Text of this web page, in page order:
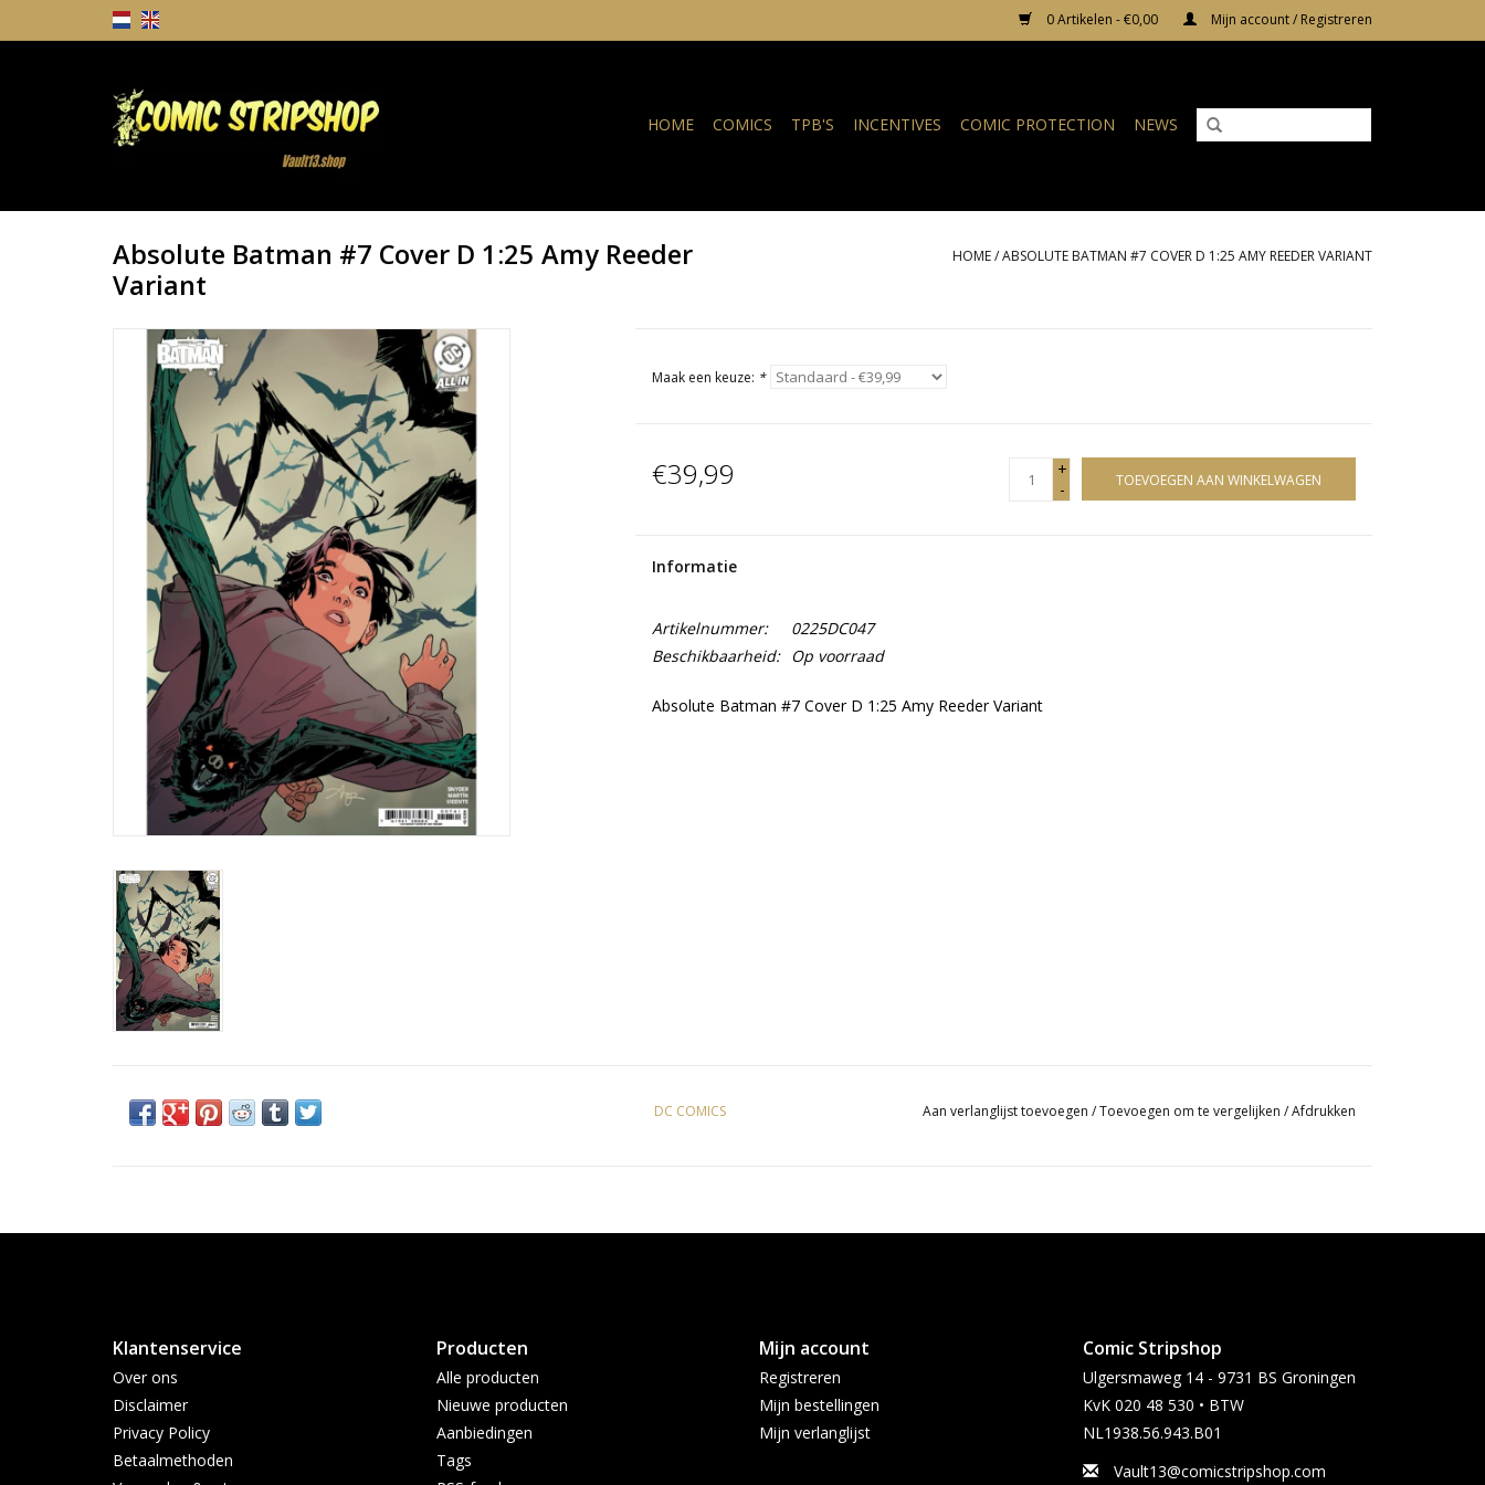
0 Artikelen - €0,00 Mijn account / Registreren
HOME COMICS TPB'S INCENTIVES COMIC PROTECTION NEWS
Absolute Batman #7 Cover D 1:25 Amy Reeder
Variant
HOME/ABSOLUTE BATMAN #7 COVER D 1:25 AMY REEDER VARIANT
Maak een keuze: *
€39,99
+
-
TOEVOEGEN AAN WINKELWAGEN
Informatie
Artikelnummer:
0225DC047
Beschikbaarheid:
Op voorraad
Absolute Batman #7 Cover D 1:25 Amy Reeder Variant
DC COMICS Aan verlanglijst toevoegen /Toevoegen om te vergelijken /Afdrukken
Klantenservice
Over ons
Disclaimer
Privacy Policy
Betaalmethoden
Producten
Alle producten
Nieuwe producten
Aanbiedingen
Tags
Mijn account
Registreren
Mijn bestellingen
Mijn verlanglijst
Comic Stripshop
Ulgersmaweg 14 - 9731 BS Groningen
KvK 020 48 530 • BTW
NL1938.56.943.B01
Vault13@comicstripshop.com